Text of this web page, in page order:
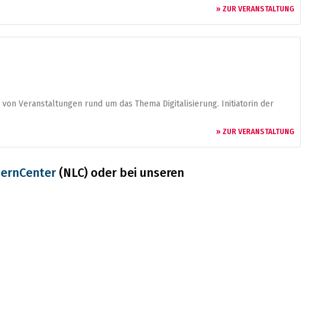
» ZUR VERANSTALTUNG
Veranstaltungen rund um das Thema Digitalisierung. Initiatorin der
» ZUR VERANSTALTUNG
(NLC) oder bei unseren